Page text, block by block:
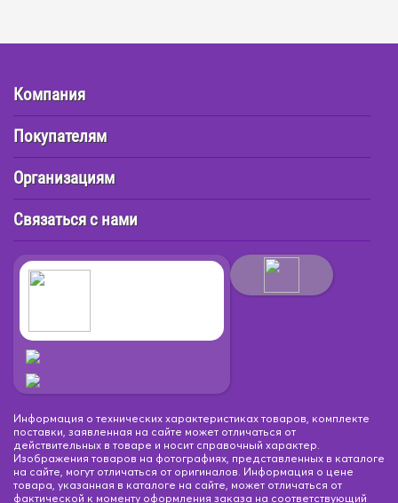
Компания
Покупателям
Организациям
Связаться с нами
Информация о технических характеристиках товаров, комплекте
поставки, заявленная на сайте может отличаться от
действительных в товаре и носит справочный характер.
Изображения товаров на фотографиях, представленных в каталоге
на сайте, могут отличаться от оригиналов. Информация о цене
товара, указанная в каталоге на сайте, может отличаться от
фактической к моменту оформления заказа на соответствующий